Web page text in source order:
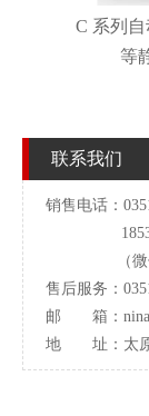
C 系列
等
联系我们
销售电话：
（微信
售后服务：
邮 箱：
地 址：太原